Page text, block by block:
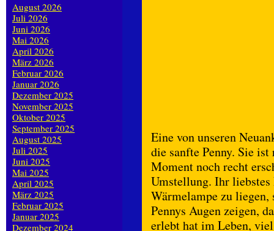
Eine von unseren
die sanfte Penny. Sie
Moment noch recht
Umstellung. Ihr liebstes
Wärmelampe zu liegen,
Pennys Augen zeigen,
erlebt hat im Leben,
August 2026
Juli 2026
Juni 2026
Mai 2026
April 2026
März 2026
Februar 2026
Januar 2026
Dezember 2025
November 2025
Oktober 2025
September 2025
August 2025
Juli 2025
Juni 2025
Mai 2025
April 2025
März 2025
Februar 2025
Januar 2025
Dezember 2024